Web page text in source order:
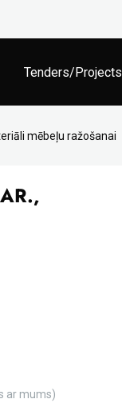
Tenders/Projects
mēbeļu ražošanai
ar mums)